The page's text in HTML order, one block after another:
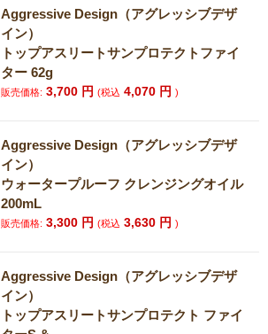
Aggressive Design（アグレッシブデザ
イン）
トップアスリートサンプロテクトファイ
ター 62g
販売価格: 3,700 円(税込 4,070 円)
Aggressive Design（アグレッシブデザ
イン）
ウォータープルーフ クレンジングオイル
200mL
販売価格: 3,300 円(税込 3,630 円)
Aggressive Design（アグレッシブデザ
イン）
トップアスリートサンプロテクト ファイ